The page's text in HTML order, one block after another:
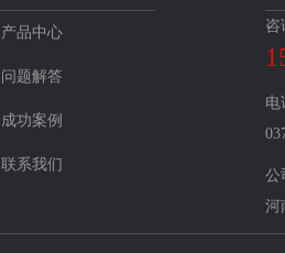
产品中心
问题解答
成功案例
联系我们
咨
电
公
河